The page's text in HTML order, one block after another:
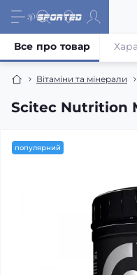
Вітаміни та мінерали
Scitec Nutrition
Все про товар
популярний